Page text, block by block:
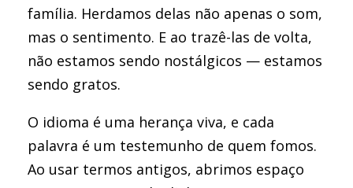
família. Herdamos delas não apenas o som,
mas o sentimento. E ao trazê-las de volta,
não estamos sendo nostálgicos — estamos
sendo gratos.
O idioma é uma herança viva, e cada
palavra é um testemunho de quem fomos.
Ao usar termos antigos, abrimos espaço